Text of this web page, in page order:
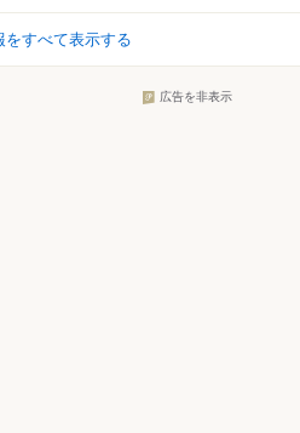
をすべて表示する
広告を非表示